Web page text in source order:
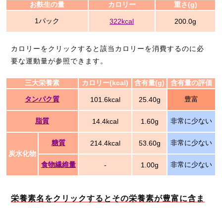
お麩生の量 カロリー 重さ(g)
1パック 322kcal 200.0g
カロリーをクリックすると該当カロリーを消費するのに必
要な運動量が参照できます。
三大栄養素 カロリー(kcal) 含有量(g) 含有量の評価
タンパク質 101.6kcal 25.40g 豊富
脂質 14.4kcal 1.60g 非常に少ない
炭水化物
糖質 214.4kcal 53.60g 非常に少ない
食物繊維量 - 1.00g 非常に少ない
栄養素名をクリックするとその栄養素が豊富に含ま